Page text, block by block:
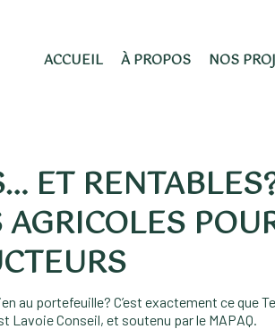
ACCUEIL À PROPOS NOS
ET
au portefeuille? C’est exactement ce que
Lavoie Conseil, et soutenu par le MAPAQ.